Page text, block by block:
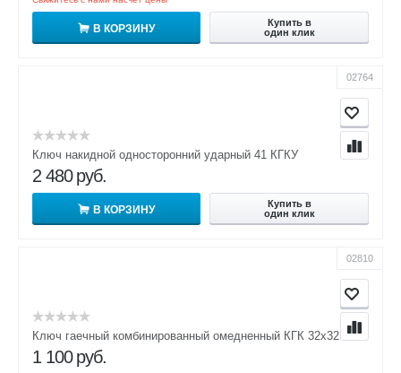
В КОРЗИНУ
Купить в
один клик
02764
Ключ накидной односторонний ударный 41 КГКУ
2 480 руб.
В КОРЗИНУ
Купить в
один клик
02810
Ключ гаечный комбинированный омедненный КГК 32х32
1 100 руб.